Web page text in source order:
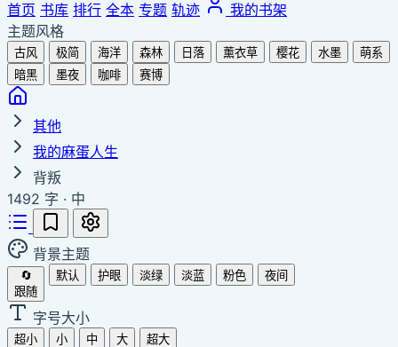
首页 书库 排行 全本 专题 轨迹
我的书架
主题风格
古风 极简 海洋 森林 日落 薰衣草 樱花 水墨
萌系
暗黑
墨夜 咖啡 赛博
其他
我的麻蛋人生
背叛
1492 字 · 中
背景主题
🔄
跟随
默认 护眼 淡绿 淡蓝 粉色 夜间
字号大小
超小 小 中 大 超大